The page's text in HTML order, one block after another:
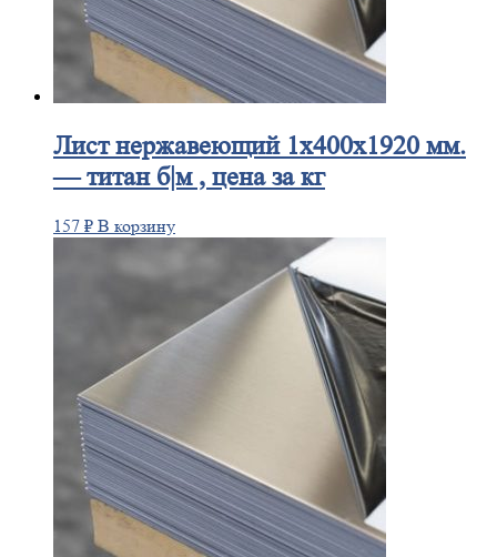
Листнержавеющий 1x400x1920 мм.
— титан б|м , цена за кг
157 ₽ В корзину